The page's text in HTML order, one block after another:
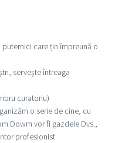
care țin împreună o
servește întreaga
curatoriu)
o serie de cine, cu
Dowm vor fi gazdele Dvs.,
profesionist.